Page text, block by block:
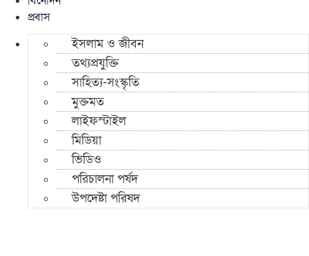
প্রবাস
ইসলাম ও জীবন
তথ্যপ্রযুক্তি
সাহিত্য-সংস্কৃতি
মুক্তমত
লাইফস্টাইল
মিডিয়া
ভিডিও
পরিচালনা পর্ষদ
উপদেষ্টা পরিষদ